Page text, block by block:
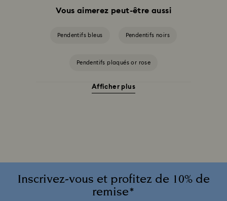
Vous aimerez peut-être aussi
Pendentifs bleus Pendentifs noirs
Pendentifs plaqués or rose
Pendentifs à placage de ton argent et de métal rhodié
Afficher plus
Inscrivez-vous et profitez de 10% de
remise*